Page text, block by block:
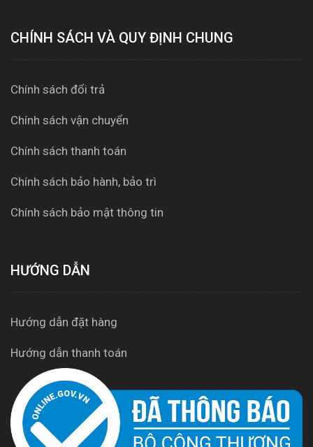
CHÍNH SÁCH VÀ QUY ĐỊNH CHUNG
Chính sách đổi trả
Chính sách vận chuyển
Chính sách thanh toán
Chính sách bảo hành, bảo trì
Chính sách bảo mật thông tin
HƯỚNG DẪN
Hướng dẫn đặt hàng
Hướng dẫn thanh toán